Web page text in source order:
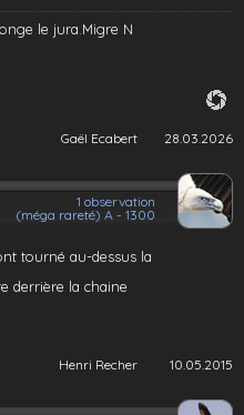
le jura.Migre N
Gaël Ecabert 28.03.2026
1 observation
(méga rareté) A - 1300
tourné au-dessus la
derrière la chaine
Henri Recher 10.05.2015